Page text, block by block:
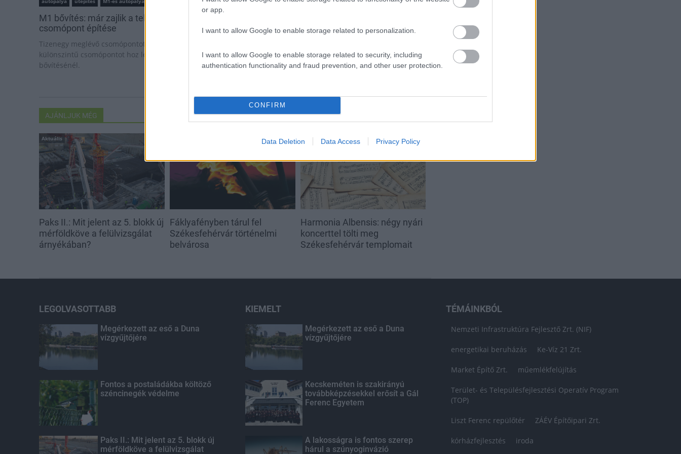
or app.
I want to allow Google to enable storage related to personalization.
I want to allow Google to enable storage related to security, including
authentication functionality and fraud prevention, and other user protection.
CONFIRM
Data Deletion Data Access Privacy Policy
M1 bővítés: már zajlik a teljesen új Bicske Kelet
csomópont építése
Tizenegy meglévő csomópontot korszerűsít és négy új,
különszintű csomópontot hoz létre az MKIF az M1-es
bővítésénél.
Paks II.: Mit jelent az 5. blokk új
árnyékában?
AJÁNLJUK MÉG
Aktuális
Paks II.: Mit jelent az 5. blokk új
mérföldköve a felülvizsgálat
árnyékában?
Fáklyafényben tárul fel
Székesfehérvár történelmi
belvárosa
Helyi hírek
Harmonia Albensis: négy nyári
koncerttel tölti meg
Székesfehérvár templomait
LEGOLVASOTTABB
Megérkezett az eső a Duna
vízgyűjtőjére
Fontos a postaládákba költöző
széncinegék védelme
Paks II.: Mit jelent az 5. blokk új
mérföldköve a felülvizsgálat
KIEMELT
Megérkezett az eső a Duna
vízgyűjtőjére
Kecskeméten is szakirányú
továbbképzésekkel erősít a Gál
Ferenc Egyetem
A lakosságra is fontos szerep
hárul a szúnyoginvázió
TÉMÁINKBÓL
Nemzeti Infrastruktúra Fejlesztő Zrt. (NIF)
energetikai beruházás Ke-Víz 21 Zrt.
Market Építő Zrt. műemlékfelújítás
Terület- és Településfejlesztési Operatív Program
(TOP)
Liszt Ferenc repülőtér ZÁÉV Építőipari Zrt.
kórházfejlesztés iroda